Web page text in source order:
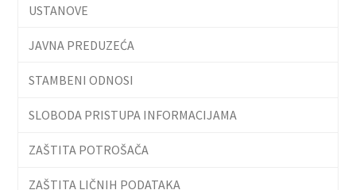
USTANOVE
JAVNA PREDUZEĆA
STAMBENI ODNOSI
SLOBODA PRISTUPA INFORMACIJAMA
ZAŠTITA POTROŠAČA
ZAŠTITA LIČNIH PODATAKA